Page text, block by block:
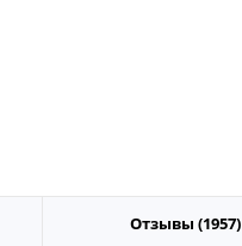
Отзывы (1957)